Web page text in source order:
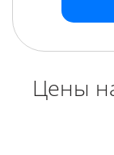
Цены